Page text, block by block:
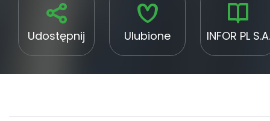
Udostępnij Ulubione INFOR PL S.A.